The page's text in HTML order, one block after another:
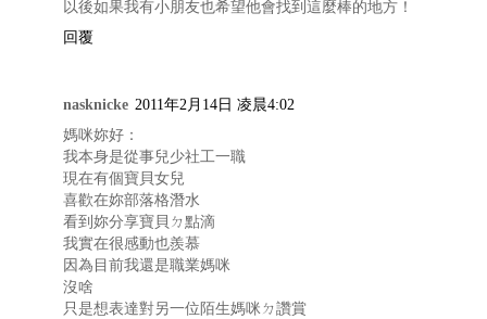
以後如果我有小朋友也希望他會找到這麼棒的地方！
回覆
nasknicke 2011年2月14日 凌晨4:02
媽咪妳好：
我本身是從事兒少社工一職
現在有個寶貝女兒
喜歡在妳部落格潛水
看到妳分享寶貝ㄉ點滴
我實在很感動也羨慕
因為目前我還是職業媽咪
沒啥
只是想表達對另一位陌生媽咪ㄉ讚賞